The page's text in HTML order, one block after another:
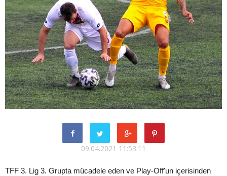
09.04.2021 11:53:11
TFF 3. Lig 3. Grupta mücadele eden ve Play-Off'un içerisinden